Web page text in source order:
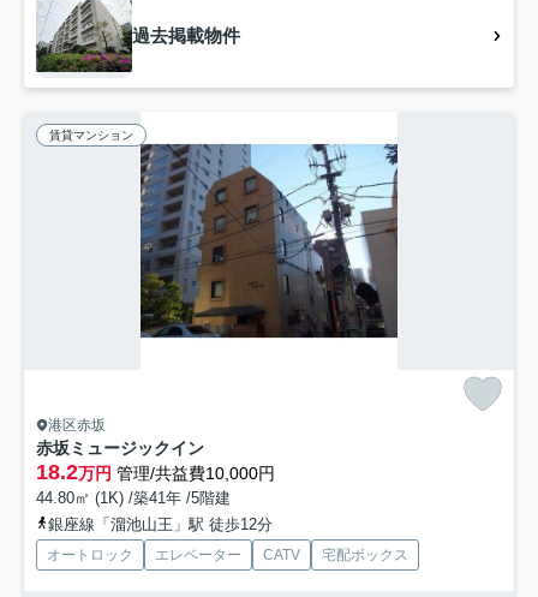
過去掲載物件
賃貸マンション
港区赤坂
赤坂ミュージックイン
18.2万円 管理/共益費10,000円
44.80㎡ (1K) /築41年 /5階建
銀座線「溜池山王」駅 徒歩12分
オートロック エレベーター CATV 宅配ボックス